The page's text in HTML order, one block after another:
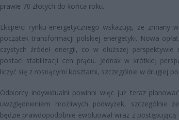
prawie 70 złotych do końca roku.
Eksperci rynku energetycznego wskazują, że zmiany
początek transformacji polskiej energetyki. Nowa
czystych źródeł energii, co w dłuższej
postaci stabilizacji cen prądu. Jednak w krótkiej
liczyć się z rosnącymi kosztami, szczególnie w drugiej
Odbiorcy indywidualni powinni więc już teraz
uwzględnieniem możliwych podwyżek, szczególnie
będzie prawdopodobnie ewoluował wraz z